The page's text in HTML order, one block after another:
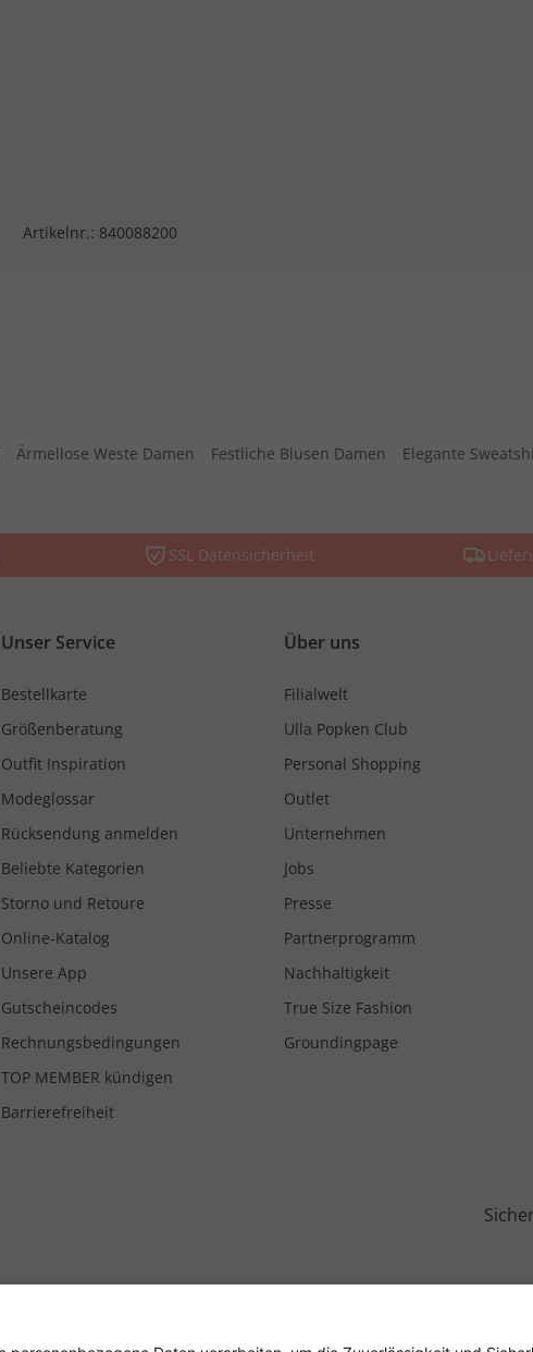
Artikelnr.: 840088200
Ärmellose Weste Damen Festliche Blusen Damen
Elegante
SSL Datensicherheit
Unser Service
Bestellkarte
Größenberatung
Outfit Inspiration
Modeglossar
Rücksendung anmelden
Beliebte Kategorien
Storno und Retoure
Online-Katalog
Unsere App
Gutscheincodes
Rechnungsbedingungen
TOP MEMBER kündigen
Barrierefreiheit
Über uns
Filialwelt
Ulla Popken Club
Personal Shopping
Outlet
Unternehmen
Jobs
Presse
Partnerprogramm
Nachhaltigkeit
True Size Fashion
Groundingpage